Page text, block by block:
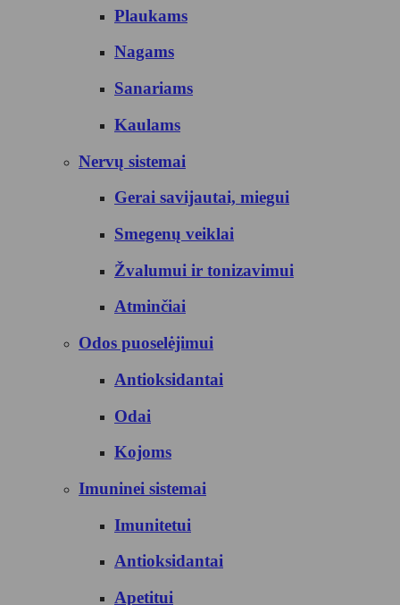
Plaukams
Nagams
Sanariams
Kaulams
Nervų sistemai
Gerai savijautai, miegui
Smegenų veiklai
Žvalumui ir tonizavimui
Atminčiai
Odos puoselėjimui
Antioksidantai
Odai
Kojoms
Imuninei sistemai
Imunitetui
Antioksidantai
Apetitui